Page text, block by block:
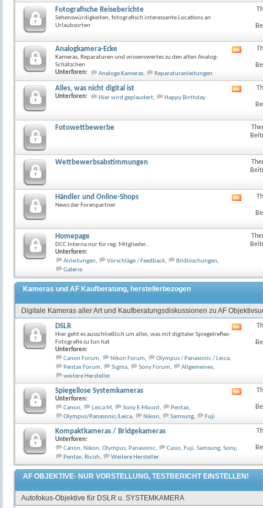
Fotografische Reiseberichte
Sehenswürdigkeiten, fotografisch interessante Locations an
Urlaubsorten
Analogkamera-Ecke
Kameras, Reparaturen und wissenswertes zu den alten Analog-
Schätzchen
Unterforen:
Analoge Kameras, Reparaturanleitungen
dieses
Alles, was nicht digital ist
Unterforen: Hier wird geplaudert, Happy Birthday
dieses
Fotowettbewerbe
Wettbewerbsabstimmungen
Händler und Online-Shops
News der Forenpartner
dieses
Homepage
DCC Interna nur für reg. Mitglieder..
Unterforen:
Anleitungen, Vorschläge / Feedback, Bildlöschungen,
Galerie
Kameras und AF Kaufberatung, herstellerbezogen
Digitale Kameras aller Art und Kaufberatungsdiskussionen zu AF
DSLR
Hier geht es ausschließlich um alles, was mit digitaler Spiegelreflex-
Fotografie zu tun hat
Unterforen:
Canon Forum, Nikon Forum, Olympus / Panasonic / Leica,
Pentax Forum, Sigma, Sony Forum, Allgemeines,
weitere Hersteller
dieses
Spiegellose Systemkameras
Unterforen:
Canon, Leica M, Sony E-Mount, Pentax,
Olympus/Panasonic/Leica, Nikon, Samsung, Fuji
dieses
Kompaktkameras / Bridgekameras
Unterforen:
Canon, Nikon, Olympus, Panasonic, Casio, Fuji, Samsung, Sony,
Pentax, Ricoh, Weitere Hersteller
AF OBJEKTIVE- NUR VORSTELLUNG, TESTBERICHT EINSTELLEN!
Autofokus-Objektive für DSLR u. SYSTEMKAMERA